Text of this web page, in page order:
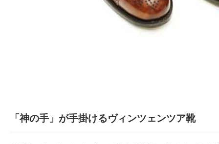
「神の手」が手掛けるヴィンツェンツア靴